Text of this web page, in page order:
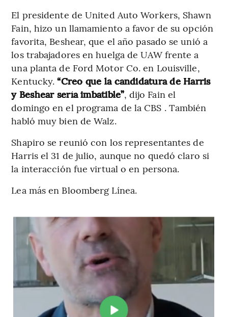
El presidente de United Auto Workers, Shawn
Fain, hizo un llamamiento a favor de su opción
favorita, Beshear, que el año pasado se unió a
los trabajadores en huelga de UAW frente a
una planta de Ford Motor Co. en Louisville,
Kentucky.“Creo que la candidatura de Harris
y Beshear sería imbatible”, dijo Fain el
domingo en el programa de la CBS . También
habló muy bien de Walz.
Shapiro se reunió con los representantes de
Harris el 31 de julio, aunque no quedó claro si
la interacción fue virtual o en persona.
Lea más en Bloomberg Línea.